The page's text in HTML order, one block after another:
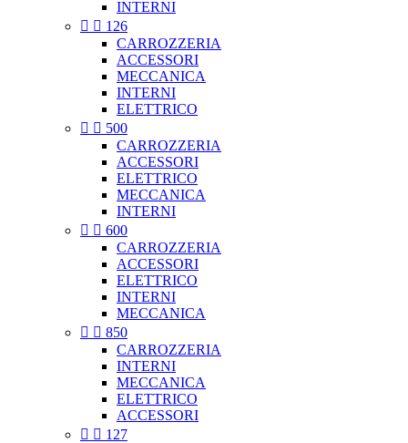
INTERNI
  126
CARROZZERIA
ACCESSORI
MECCANICA
INTERNI
ELETTRICO
  500
CARROZZERIA
ACCESSORI
ELETTRICO
MECCANICA
INTERNI
  600
CARROZZERIA
ACCESSORI
ELETTRICO
INTERNI
MECCANICA
  850
CARROZZERIA
INTERNI
MECCANICA
ELETTRICO
ACCESSORI
  127